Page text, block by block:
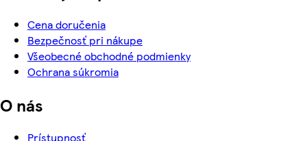
Cena doručenia
Bezpečnosť pri nákupe
Všeobecné obchodné podmienky
Ochrana súkromia
O nás
Prístupnosť